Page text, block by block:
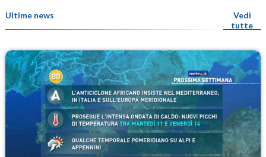
Ultime news
Vedi
tutte